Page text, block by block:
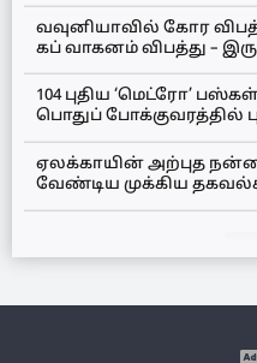
வவுனியாவில் கோர
கப் வாகனம் விபத்து –
104 புதிய ‘மெட்ரோ’
பொதுப் போக்குவரத்தில்
ஏலக்காயின் அற்புத
வேண்டிய முக்கிய